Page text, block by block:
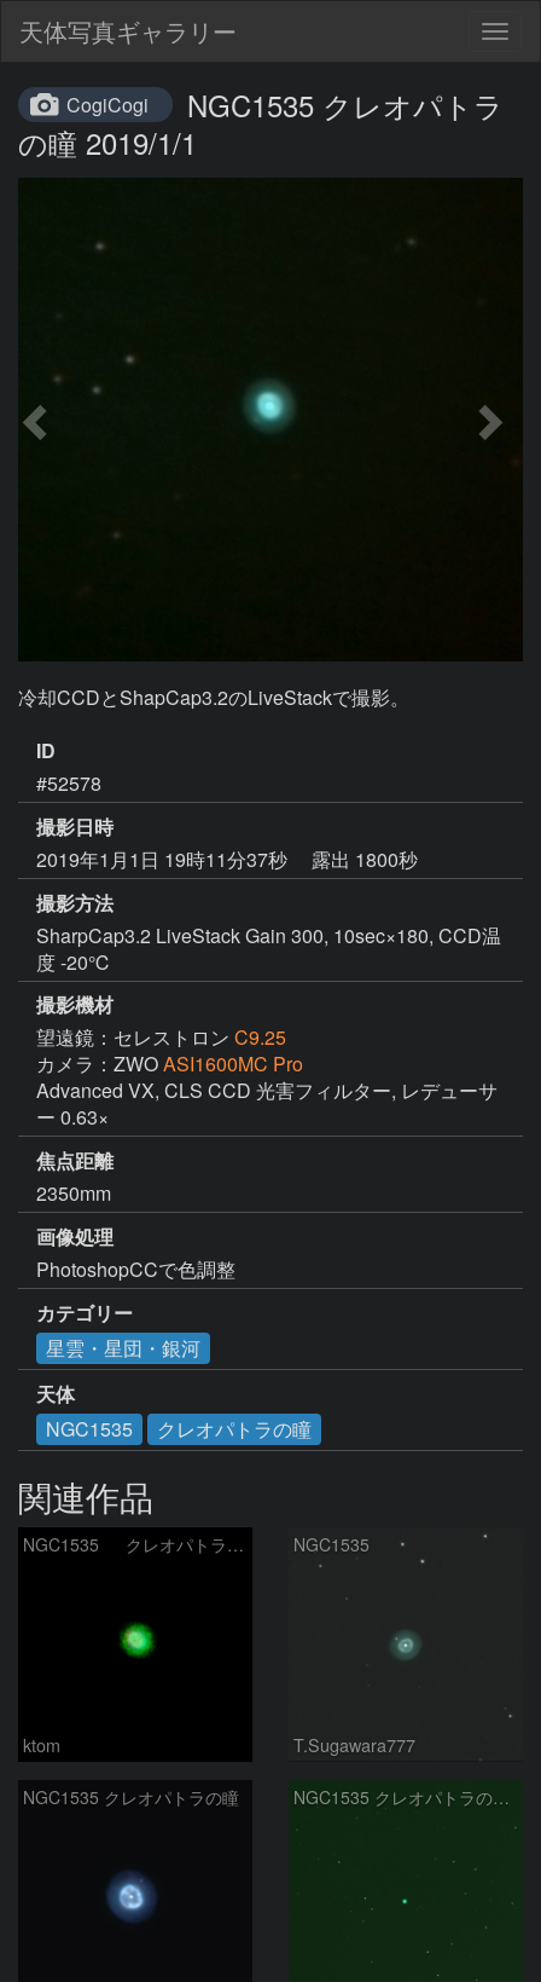
天体写真ギャラリー
CogiCogi
NGC1535 クレオパトラ
の瞳 2019/1/1
冷却CCDとShapCap3.2のLiveStackで撮影。
ID
#52578
撮影日時
2019年1月1日 19時11分37秒
露出 1800秒
撮影方法
SharpCap3.2 LiveStack Gain 300, 10sec×180, CCD温
度 -20℃
撮影機材
望遠鏡：セレストロン C9.25
カメラ：ZWOASI1600MC Pro
Advanced VX, CLS CCD 光害フィルター, レデューサ
ー 0.63×
焦点距離
2350mm
画像処理
PhotoshopCCで色調整
カテゴリー
星雲・星団・銀河
天体
NGC1535
クレオパトラの瞳
関連作品
NGC1535 クレオパトラの瞳星雲 2026-3-14
ktom
NGC1535
T.Sugawara777
NGC1535 クレオパトラの瞳 NGC1535 クレオパトラの瞳 エリダヌス座